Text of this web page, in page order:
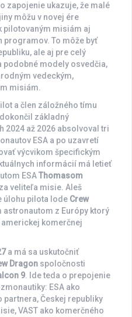
zapojenie ukazuje, že malé
môžu v novej ére
pilotovaným misiám aj
To môže byť
ale aj pre celý
podobné modely osvedčia,
vedeckým,
misiám.
a člen záložného tímu
základný
2024 až 2026 absolvoval tri
ESA a po uzavretí
výcvikom špecifickým
informácií má letieť
ESAThomasom
veliteľa misie. Aleš
úlohu pilota lode Crew
astronautom z Európy ktorý
americkej komerčnej
a má sa uskutočniť
Dragon spoločnosti
9. Ide teda o prepojenie
ESA ako
Českej republiky
VAST ako komerčného